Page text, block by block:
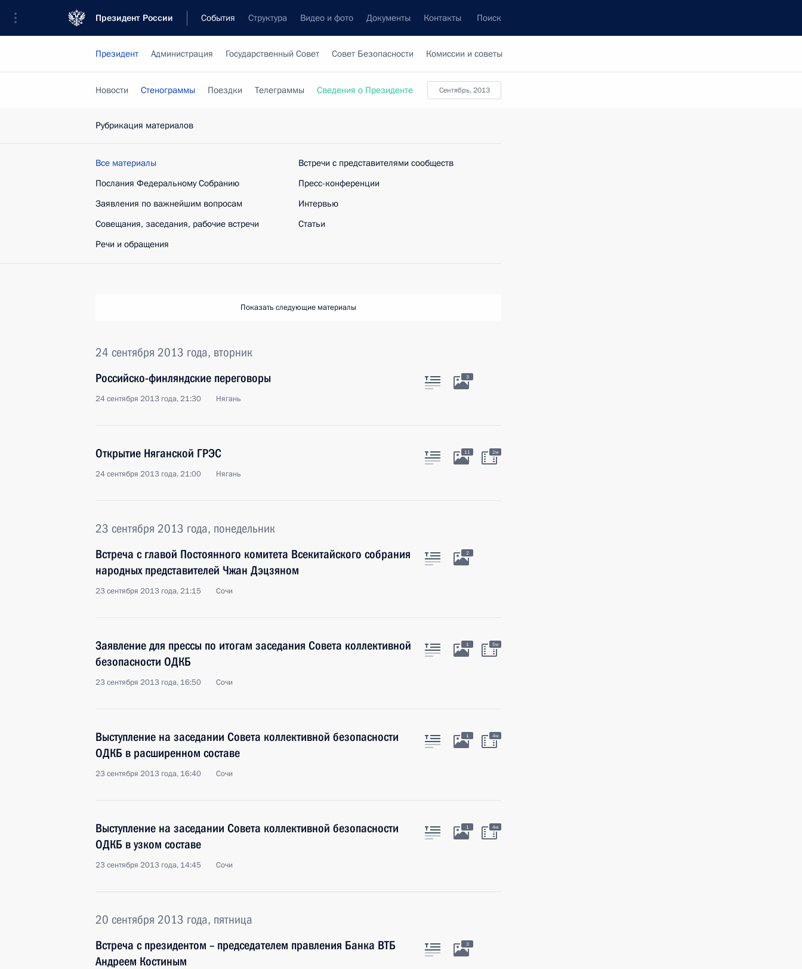
Президент России События Структура Видео и фото Документы Контакты Поиск
Президент Администрация Государственный Совет Совет Безопасности Комиссии и советы
сентябрь, 2013
Новости Стенограммы Поездки Телеграммы Сведения о Президенте
Рубрикация материалов
Все материалы
Послания Федеральному Собранию
Заявления по важнейшим вопросам
Совещания, заседания, рабочие встречи
Речи и обращения
Встречи с представителями сообществ
Пресс-конференции
Интервью
Статьи
Показать следующие материалы
24 сентября 2013 года, вторник
Российско-финляндские переговоры
24 сентября 2013 года, 21:30 Нягань
3
Открытие Няганской ГРЭС
24 сентября 2013 года, 21:00 Нягань
11 2м
23 сентября 2013 года, понедельник
Встреча с главой Постоянного комитета Всекитайского собрания
народных представителей Чжан Дэцзяном
23 сентября 2013 года, 21:15 Сочи
2
Заявление для прессы по итогам заседания Совета коллективной
безопасности ОДКБ
23 сентября 2013 года, 16:50 Сочи
1 5м
Выступление на заседании Совета коллективной безопасности
ОДКБ в расширенном составе
23 сентября 2013 года, 16:40 Сочи
1 4м
Выступление на заседании Совета коллективной безопасности
ОДКБ в узком составе
23 сентября 2013 года, 14:45 Сочи
1 4м
20 сентября 2013 года, пятница
Встреча с президентом – председателем правления Банка ВТБ
Андреем Костиным
3